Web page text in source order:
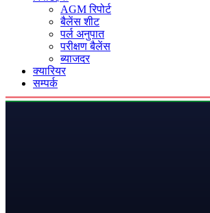
AGM रिपोर्ट
बैलेंस शीट
पर्ल अनुपात
परीक्षण बैलेंस
ब्याजदर
क्यारियर
सम्पर्क